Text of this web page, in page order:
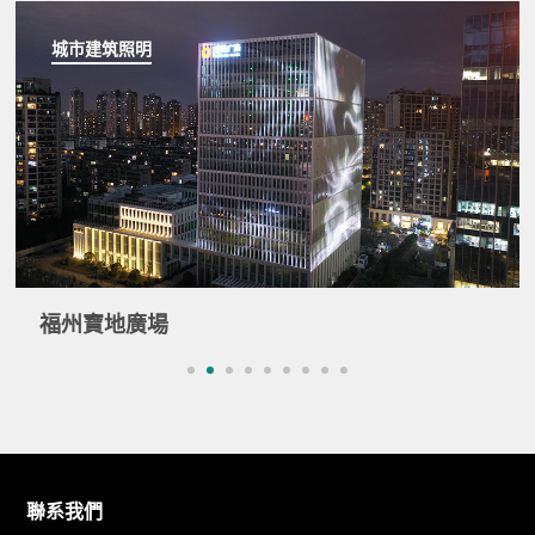
城市建筑照明
福州寶地廣場
聯系我們